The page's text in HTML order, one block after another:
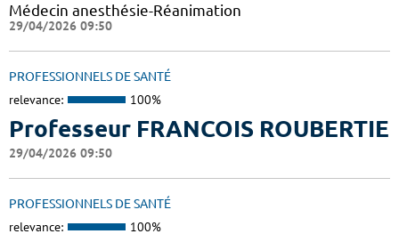
Médecin anesthésie-Réanimation
29/04/2026 09:50
PROFESSIONNELS DE SANTÉ
relevance: 100%
Professeur FRANCOIS ROUBERTIE
29/04/2026 09:50
PROFESSIONNELS DE SANTÉ
relevance: 100%